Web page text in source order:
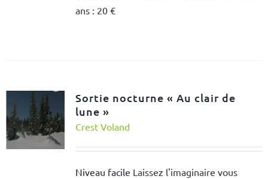
ans : 20 €
Sortie nocturne « Au clair de
lune »
Crest Voland
Niveau facile Laissez l'imaginaire vous